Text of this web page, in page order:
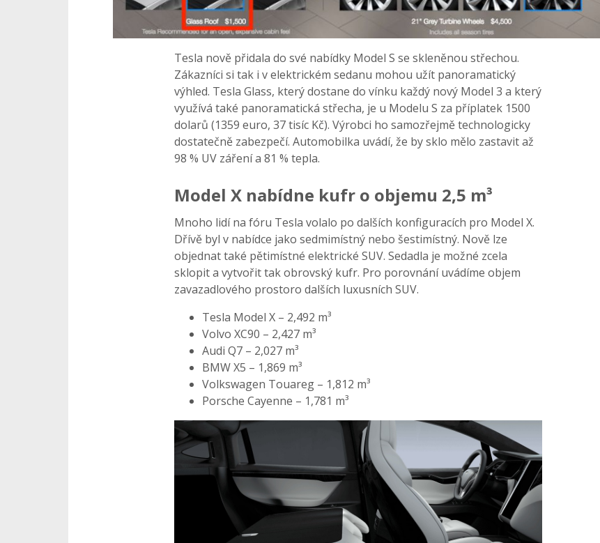
Tesla nově přidala do své nabídky Model S se skleněnou střechou.
Zákazníci si tak i v elektrickém sedanu mohou užít panoramatický
výhled. Tesla Glass, který dostane do vínku každý nový Model 3 a který
využívá také panoramatická střecha, je u Modelu S za příplatek 1500
dolarů (1359 euro, 37 tisíc Kč). Výrobci ho samozřejmě technologicky
dostatečně zabezpečí. Automobilka uvádí, že by sklo mělo zastavit až
98 % UV záření a 81 % tepla.
Model X nabídne kufr o objemu 2,5 m³
Mnoho lidí na fóru Tesla volalo po dalších konfiguracích pro Model X.
Dřívě byl v nabídce jako sedmimístný nebo šestimístný. Nově lze
objednat také pětimístné elektrické SUV. Sedadla je možné zcela
sklopit a vytvořit tak obrovský kufr. Pro porovnání uvádíme objem
zavazadlového prostoro dalších luxusních SUV.
Tesla Model X – 2,492 m³
Volvo XC90 – 2,427 m³
Audi Q7 – 2,027 m³
BMW X5 – 1,869 m³
Volkswagen Touareg – 1,812 m³
Porsche Cayenne – 1,781 m³